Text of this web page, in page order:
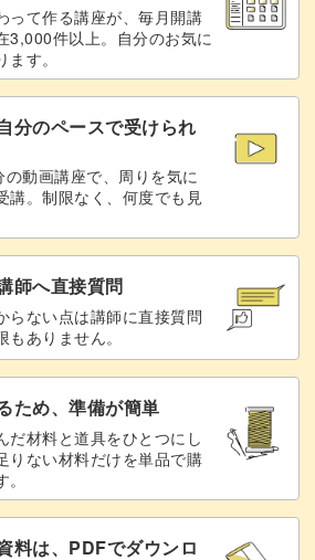
リングパウダーをのせ
22:45
リングパウダーを覆う
24:56
ェルの境目にラインを
濃淡をつける 29:46
ティングする 31:08
取って完成 33:03
って作る講座が、毎月開講
3,000件以上。自分のお気に
す。
分のペースで受けられ
動画講座で、周りを気に
講。制限なく、何度でも見
師へ直接質問
らない点は講師に直接質問
ありません。
ため、準備が簡単
だ材料と道具をひとつにし
りない材料だけを単品で購
料は、PDFでダウンロ